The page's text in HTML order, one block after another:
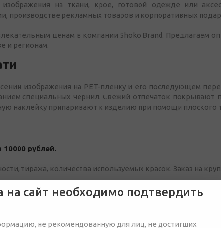
на ткани, крое, готовой одежде или
производстве рекламных товаров и корпоративных
ценам в компании Shoko Brand. Предлагаем
и регионам.
изображения на PET-пленку и его последующем
специальных чернил. Свежий отпечаток покрывают
наклейку припаривают к изделию при помощи плоского
рублей.
тиража, количества используемых красок. Заказ на
DTF технологии.
на сайт необходимо подтвердить
не рекомендованную для лиц, не достигших